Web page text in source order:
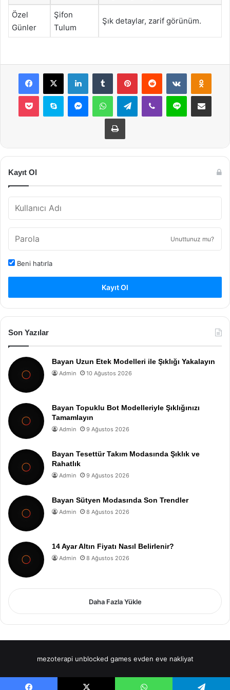
Özel
Günler
Şifon
Tulum
Şık detaylar, zarif görünüm.
Facebook
X LinkedInTumblr PinterestReddit VKontakte
Pocket Skype MessengerWhatsAppTelegramViber Line E-Posta ile
Yazdır
Kayıt Ol
Unuttunuz mu?
Beni hatırla
Kayıt Ol
Son Yazılar
Bayan Uzun Etek Modelleri ile Şıklığı Yakalayın
Admin 10 Ağustos 2026
Bayan Topuklu Bot Modelleriyle Şıklığınızı
Tamamlayın
Admin 9 Ağustos 2026
Bayan Tesettür Takım Modasında Şıklık ve
Rahatlık
Admin 9 Ağustos 2026
Bayan Sütyen Modasında Son Trendler
Admin 8 Ağustos 2026
14 Ayar Altın Fiyatı Nasıl Belirlenir?
Admin 8 Ağustos 2026
Daha Fazla Yükle
mezoterapi unblocked games evden eve nakliyat